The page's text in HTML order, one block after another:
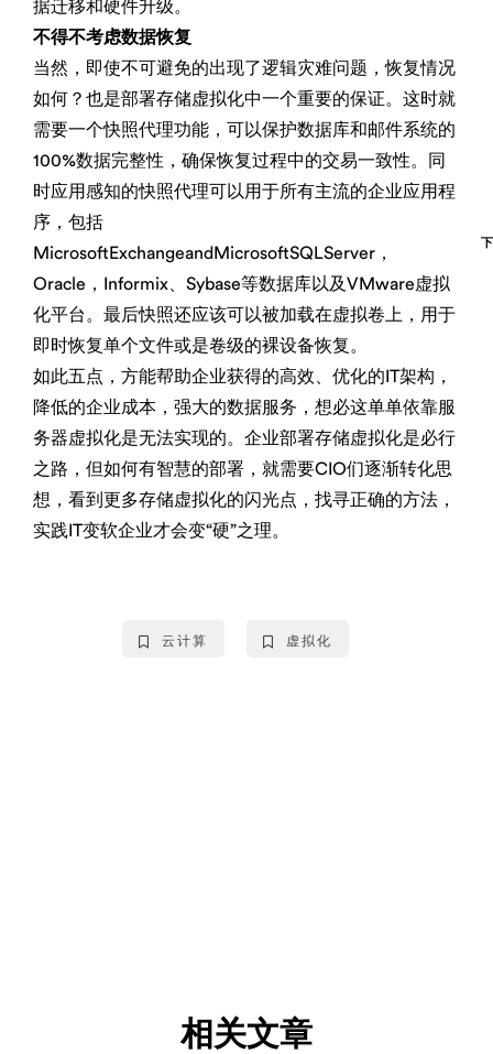
据迁移和硬件升级。
不得不考虑数据恢复
当然，即使不可避免的出现了逻辑灾难问题，恢复情况
如何？也是部署存储虚拟化中一个重要的保证。这时就
需要一个快照代理功能，可以保护数据库和邮件系统的
100%数据完整性，确保恢复过程中的交易一致性。同
时应用感知的快照代理可以用于所有主流的企业应用程
序，包括
MicrosoftExchangeandMicrosoftSQLServer，
Oracle，Informix、Sybase等数据库以及VMware虚拟
化平台。最后快照还应该可以被加载在虚拟卷上，用于
即时恢复单个文件或是卷级的裸设备恢复。
如此五点，方能帮助企业获得的高效、优化的IT架构，
降低的企业成本，强大的数据服务，想必这单单依靠服
务器虚拟化是无法实现的。企业部署存储虚拟化是必行
之路，但如何有智慧的部署，就需要CIO们逐渐转化思
想，看到更多存储虚拟化的闪光点，找寻正确的方法，
实践IT变软企业才会变“硬”之理。
云计算 虚拟化
相关文章